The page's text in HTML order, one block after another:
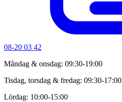
08-20 03 42
Måndag & onsdag: 09:30-19:00
Tisdag, torsdag & fredag: 09:30-17:00
Lördag: 10:00-15:00